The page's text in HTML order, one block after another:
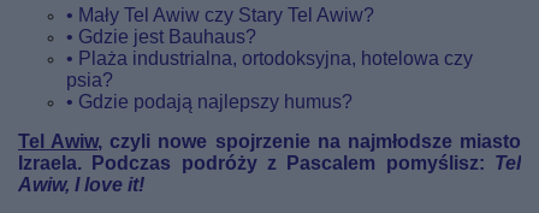
• Mały Tel Awiw czy Stary Tel Awiw?
• Gdzie jest Bauhaus?
• Plaża industrialna, ortodoksyjna, hotelowa czy
psia?
• Gdzie podają najlepszy humus?
Tel Awiw, czyli nowe spojrzenie na najmłodsze miasto
Izraela. Podczas podróży z Pascalem pomyślisz: Tel
Awiw, I love it!